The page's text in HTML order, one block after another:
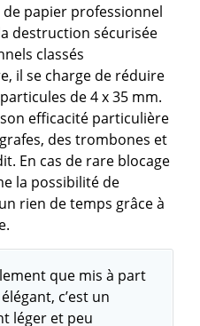
de papier professionnel
destruction sécurisée
classés
il se charge de réduire
de 4 x 35 mm.
efficacité particulière
des trombones et
En cas de rare blocage
la possibilité de
rien de temps grâce à
que mis à part
c’est un
léger et peu